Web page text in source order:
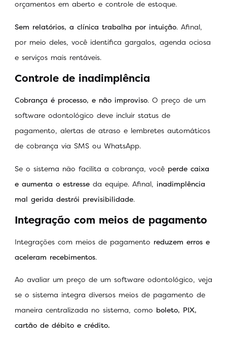
orçamentos em aberto e controle de estoque.
Sem relatórios, a clínica trabalha por intuição. Afinal,
por meio deles, você identifica gargalos, agenda ociosa
e serviços mais rentáveis.
Controle de inadimplência
Cobrança é processo, e não improviso. O preço de um
software odontológico deve incluir status de
pagamento, alertas de atraso e lembretes automáticos
de cobrança via SMS ou WhatsApp.
Se o sistema não facilita a cobrança, você perde caixa
e aumenta o estresse da equipe. Afinal, inadimplência
mal gerida destrói previsibilidade.
Integração com meios de pagamento
Integrações com meios de pagamento reduzem erros e
aceleram recebimentos.
Ao avaliar um preço de um software odontológico, veja
se o sistema integra diversos meios de pagamento de
maneira centralizada no sistema, como boleto, PIX,
cartão de débito e crédito.